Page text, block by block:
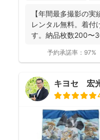
【年間最多撮影の実
レンタル無料。着付
す。納品枚数200〜
予約承諾率： 97%
キヨセ 宏